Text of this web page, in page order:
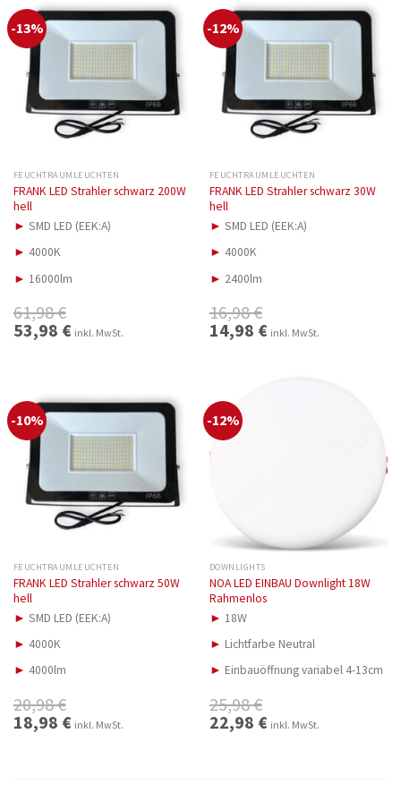
-13%
FEUCHTRAUMLEUCHTEN
FRANK LED Strahler schwarz 200W
hell
► SMD LED (EEK:A)
► 4000K
► 16000lm
61,98€
Ursprünglicher
Preis
53,98 €Aktueller
Preis
inkl. MwSt.
-12%
FEUCHTRAUMLEUCHTEN
FRANK LED Strahler schwarz 30W
hell
► SMD LED (EEK:A)
► 4000K
► 2400lm
16,98€
Ursprünglicher
Preis
14,98 €Aktueller
Preis
inkl. MwSt.
-10%
FEUCHTRAUMLEUCHTEN
FRANK LED Strahler schwarz 50W
hell
► SMD LED (EEK:A)
► 4000K
► 4000lm
20,98€
Ursprünglicher
Preis
18,98 €Aktueller
Preis
inkl. MwSt.
-12%
DOWNLIGHTS
NOA LED EINBAU Downlight 18W
Rahmenlos
► 18W
► Lichtfarbe Neutral
► Einbauöffnung variabel 4-13cm
25,98€
Ursprünglicher
Preis
22,98 €Aktueller
Preis
inkl. MwSt.